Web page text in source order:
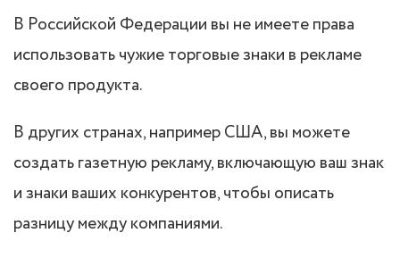
В Российской Федерации вы не имеете права
использовать чужие торговые знаки в рекламе
своего продукта.
В других странах, например США, вы можете
создать газетную рекламу, включающую ваш знак
и знаки ваших конкурентов, чтобы описать
разницу между компаниями.